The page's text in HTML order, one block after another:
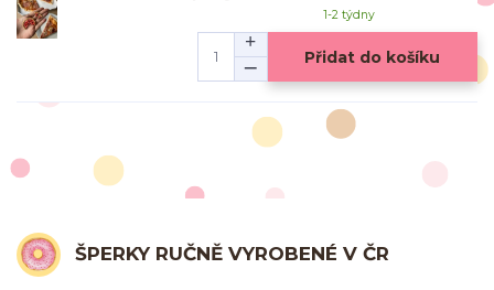
1-2 týdny
Přidat do košíku
ŠPERKY RUČNĚ VYROBENÉ V ČR